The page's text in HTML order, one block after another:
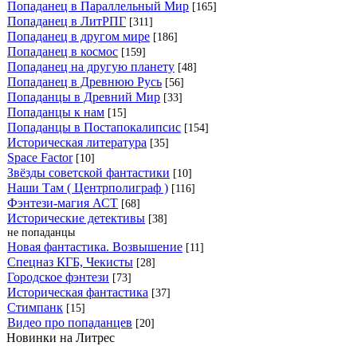
Попаданец в Параллельный Мир [165]
Попаданец в ЛитРПГ [311]
Попаданец в другом мире [186]
Попаданец в космос [159]
Попаданец на другую планету [48]
Попаданец в Древнюю Русь [56]
Попаданцы в Древний Мир [33]
Попаданцы к нам [15]
Попаданцы в Постапокалипсис [154]
Историческая литература [35]
Space Factor [10]
Звёзды советской фантастики [10]
Наши Там ( Центрполиграф ) [116]
Фэнтези-магия АСТ [68]
Исторические детективы [38]
не попаданцы
Новая фантастика. Возвышение [11]
Спецназ КГБ, Чекисты [28]
Городское фэнтези [73]
Историческая фантастика [37]
Стимпанк [15]
Видео про попаданцев [20]
Новинки на Литрес